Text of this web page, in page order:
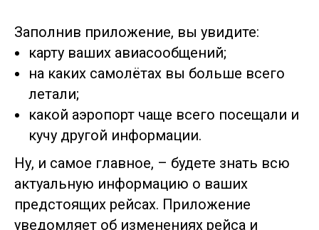
Заполнив приложение, вы увидите:
карту ваших авиасообщений;
на каких самолётах вы больше всего
летали;
какой аэропорт чаще всего посещали и
кучу другой информации.
Ну, и самое главное, – будете знать всю
актуальную информацию о ваших
предстоящих рейсах. Приложение
уведомляет об изменениях рейса и